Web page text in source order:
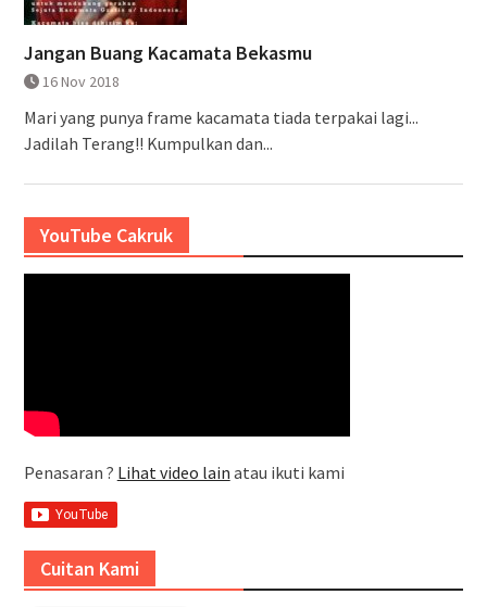
Jangan Buang Kacamata Bekasmu
16 Nov 2018
Mari yang punya frame kacamata tiada terpakai lagi...
Jadilah Terang!! Kumpulkan dan...
YouTube Cakruk
Penasaran ? Lihat video lain atau ikuti kami
Cuitan Kami